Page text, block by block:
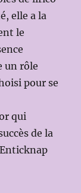
elle a la
le
un rôle
pour se
qui
de la